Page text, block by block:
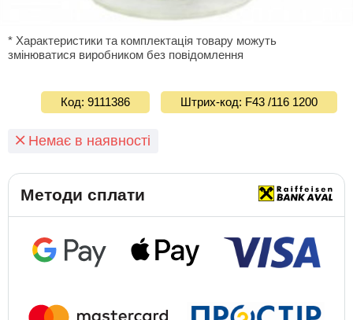
* Характеристики та комплектація товару можуть
змінюватися виробником без повідомлення
Код: 9111386 Штрих-код: F43 /116 1200
Немає в наявності
Методи сплати